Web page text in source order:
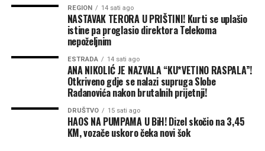
ranije željela da Podgoricu uvede u prinudnu upravu, da
bi potom dobila mjesto potpredsjednice Vlade, dok je
gradonačelnik Podgorice Saša Mujović ostao na funkciji.
Knežević je podsjetio i da se ranije tvrdilo da će DNP
smijeniti Mujovića.
On je ustavne promjene doveo u vezu sa
rekonstrukcijom Vlade i ocijenio da su one dogovorene
sa Demokratskom partijom socijalista uz učešće šefa
Delegacije EU u Crnoj Gori Johana Satlera.
REGION 14 sati ago
NASTAVAK TERORA U PRIŠTINI! Kurti se uplašio
istine pa proglasio direktora Telekoma
nepoželjnim
ESTRADA 14 sati ago
ANA NIKOLIĆ JE NAZVALA “KU*VETINO RASPALA”!
Otkriveno gdje se nalazi supruga Slobe
Radanovića nakon brutalnih prijetnji!
DRUŠTVO 15 sati ago
HAOS NA PUMPAMA U BiH! Dizel skočio na 3,45
KM, vozače uskoro čeka novi šok